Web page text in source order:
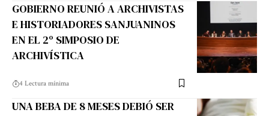
GOBIERNO REUNIÓ A ARCHIVISTAS
E HISTORIADORES SANJUANINOS
EN EL 2º SIMPOSIO DE
ARCHIVÍSTICA
4 Lectura mínima
UNA BEBA DE 8 MESES DEBIÓ SER